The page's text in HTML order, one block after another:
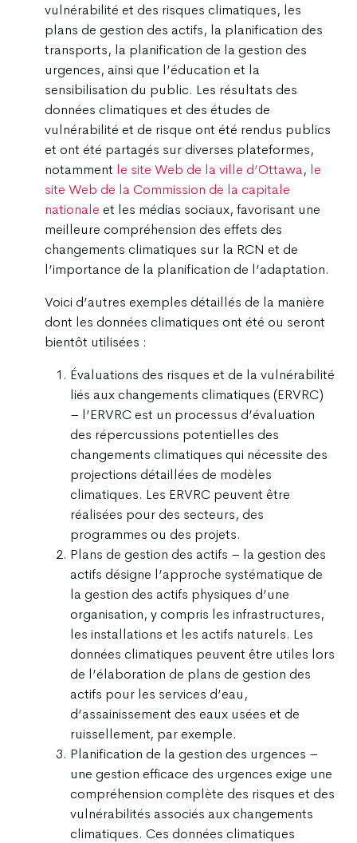
vulnérabilité et des risques climatiques, les
plans de gestion des actifs, la planification des
transports, la planification de la gestion des
urgences, ainsi que l’éducation et la
sensibilisation du public. Les résultats des
données climatiques et des études de
vulnérabilité et de risque ont été rendus publics
et ont été partagés sur diverses plateformes,
notamment le site Web de la ville d’Ottawa, le
site Web de la Commission de la capitale
nationale et les médias sociaux, favorisant une
meilleure compréhension des effets des
changements climatiques sur la RCN et de
l’importance de la planification de l’adaptation.
Voici d’autres exemples détaillés de la manière
dont les données climatiques ont été ou seront
bientôt utilisées :
Évaluations des risques et de la vulnérabilité
liés aux changements climatiques (ERVRC)
– l’ERVRC est un processus d’évaluation
des répercussions potentielles des
changements climatiques qui nécessite des
projections détaillées de modèles
climatiques. Les ERVRC peuvent être
réalisées pour des secteurs, des
programmes ou des projets.
Plans de gestion des actifs – la gestion des
actifs désigne l’approche systématique de
la gestion des actifs physiques d’une
organisation, y compris les infrastructures,
les installations et les actifs naturels. Les
données climatiques peuvent être utiles lors
de l’élaboration de plans de gestion des
actifs pour les services d’eau,
d’assainissement des eaux usées et de
ruissellement, par exemple.
Planification de la gestion des urgences –
une gestion efficace des urgences exige une
compréhension complète des risques et des
vulnérabilités associés aux changements
climatiques. Ces données climatiques